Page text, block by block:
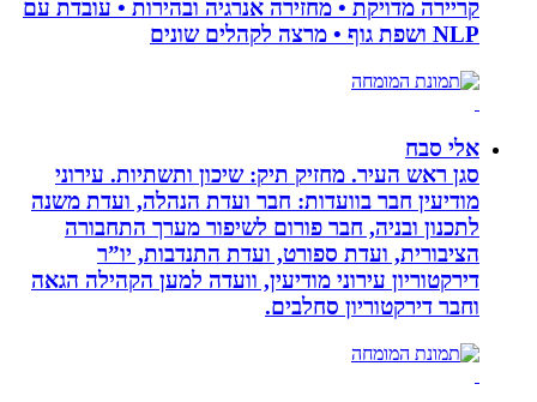
קריירה מדויקת • מחזירה אנרגיה ובהירות • עובדת עם
אלי סבח
סגן ראש העיר. מחזיק תיק: שיכון ותשתיות. עירוני
מודיעין חבר בוועדות: חבר ועדת הנהלה, ועדת משנה
לתכנון ובניה, חבר פורום לשיפור מערך התחבורה
הציבורית, ועדת ספורט, ועדת התנדבות, יו”ר
דירקטוריון עירוני מודיעין, וועדה למען הקהילה הגאה
וחבר דירקטוריון סחלבים.